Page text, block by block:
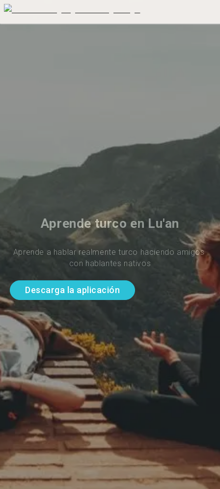
Aprende turco en Lu'an
Aprende a hablar realmente turco haciendo amigos
con hablantes nativos
Descarga la aplicación